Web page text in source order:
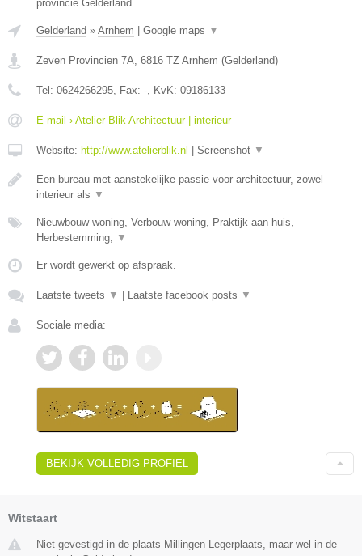
provincie Gelderland.
Gelderland » Arnhem Google maps ▼
Zeven Provincien 7A, 6816 TZ Arnhem (Gelderland)
Tel: 0624266295, Fax: -, KvK: 09186133
E-mail › Atelier Blik Architectuur | interieur
Website: http://www.atelierblik.nl Screenshot ▼
Een bureau met aanstekelijke passie voor architectuur, zowel
interieur als ▼
Nieuwbouw woning, Verbouw woning, Praktijk aan huis,
Herbestemming, ▼
Er wordt gewerkt op afspraak.
Laatste tweets ▼ Laatste facebook posts ▼
Sociale media:
BEKIJK VOLLEDIG PROFIEL
Witstaart
Niet gevestigd in de plaats Millingen Legerplaats, maar wel in de